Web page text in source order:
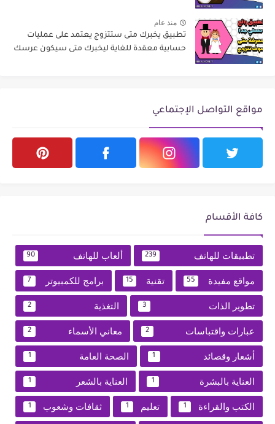
منذ عام
تطبيق يخبرك متى ستتزوج يعتمد على عمليات
حسابية معقدة للغاية ليخبرك متى سيكون عرسك
مواقع التواصل الإجتماعي
كافة الأقسام
تطبيقات للهاتف 239 ألعاب للهاتف 90
مواقع مفيدة 55 تقنية 15 برامج للكمبيوتر 7
تطوير الذات 3 التغذية 2
عبارات واقتباسات 2 معاني الأسماء 2
أشعار وقصائد 1 الصحة العامة 1
العناية بالبشرة 1 العناية بالشعر 1
الكتب والقراءة 1 تعليم 1 ثقافات وشعوب 1